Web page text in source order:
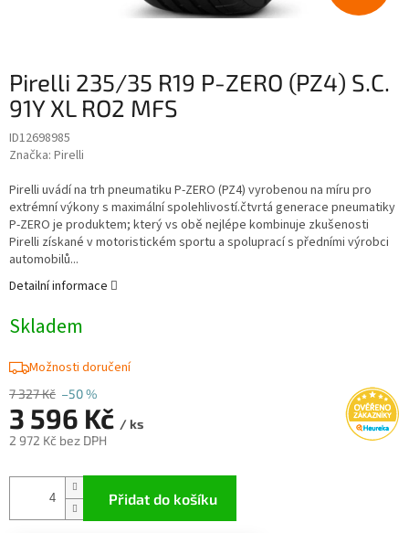
Pirelli 235/35 R19 P-ZERO (PZ4) S.C.
91Y XL RO2 MFS
ID12698985
Značka: Pirelli
7 327 Kč –50 %
3 596 Kč / ks
2 972 Kč bez DPH
Skladem
Možnosti doručení
Přidat do košíku
Pirelli uvádí na trh pneumatiku P-ZERO (PZ4) vyrobenou na míru pro
extrémní výkony s maximální spolehlivostí.čtvrtá generace pneumatiky
P-ZERO je produktem; který vs obě nejlépe kombinuje zkušenosti
Pirelli získané v motoristickém sportu a spoluprací s předními výrobci
automobilů...
Detailní informace